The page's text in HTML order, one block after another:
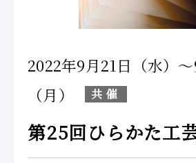
2022年9月21日（水）
（月）
共催
第25回ひらかた工